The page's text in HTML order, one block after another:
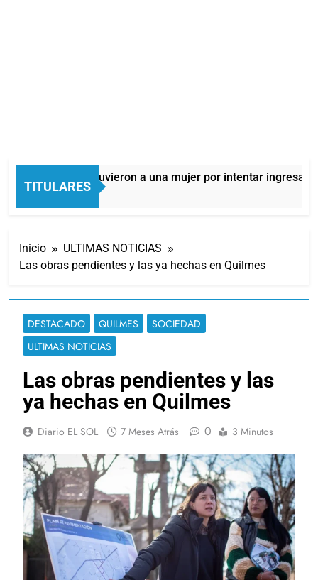
TITULARES
Quilmes: detuvieron a una mujer por intentar ingresar
11 Horas Atrás
Inicio
ULTIMAS NOTICIAS
Las obras pendientes y las ya hechas en Quilmes
DESTACADO QUILMES
SOCIEDAD
ULTIMAS NOTICIAS
Las obras pendientes y las
ya hechas en Quilmes
Diario EL SOL 7 Meses Atrás 0 3 Minutos